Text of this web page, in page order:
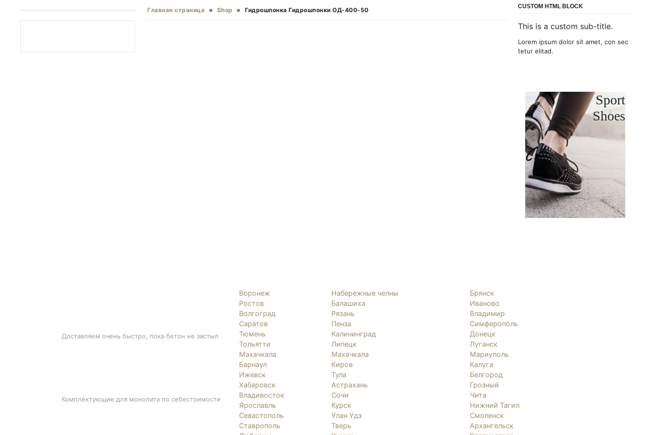
Главная страница » Shop » Гидрошпонка Гидрошпонки ОД-400-50 CUSTOM HTML BLOCK
This is a custom sub-title.
Lorem ipsum dolor sit amet, con sec
tetur elitad.
Sport
Shoes
Доставляем очень быстро, пока бетон не застыл
Комплектующие для монолита по себестоимости
Воронеж
Ростов
Волгоград
Саратов
Тюмень
Тольятти
Махачкала
Барнаул
Ижевск
Хабаровск
Владивосток
Ярославль
Севастополь
Ставрополь
Набережные челны
Балашиха
Рязань
Пенза
Калининград
Липецк
Махачкала
Киров
Тула
Астрахань
Сочи
Курск
Улан Удэ
Тверь
Брянск
Иваново
Владимир
Симферополь
Донецк
Луганск
Мариуполь
Калуга
Белгород
Грозный
Чита
Нижний Тагил
Смоленск
Архангельск